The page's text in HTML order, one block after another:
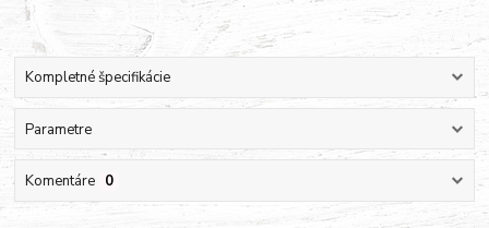
Kompletné špecifikácie
Parametre
Komentáre 0